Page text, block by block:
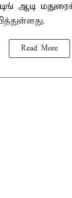
ஆடி
Read More